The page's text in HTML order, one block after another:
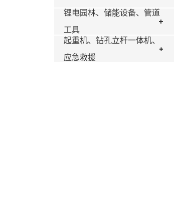
锂电园林、储能设备、管道
工具
起重机、钻孔立杆一体机、
应急救援